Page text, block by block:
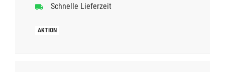
Schnelle Lieferzeit